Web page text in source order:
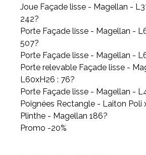
Joue Façade lisse - Magellan -
242?
Porte Façade lisse - Magellan -
507?
Porte Façade lisse - Magellan -
Porte relevable Façade lisse -
L60xH26 : 76?
Porte Façade lisse - Magellan -
Poignées Rectangle - Laiton Poli
Plinthe - Magellan 186?
Promo -20%